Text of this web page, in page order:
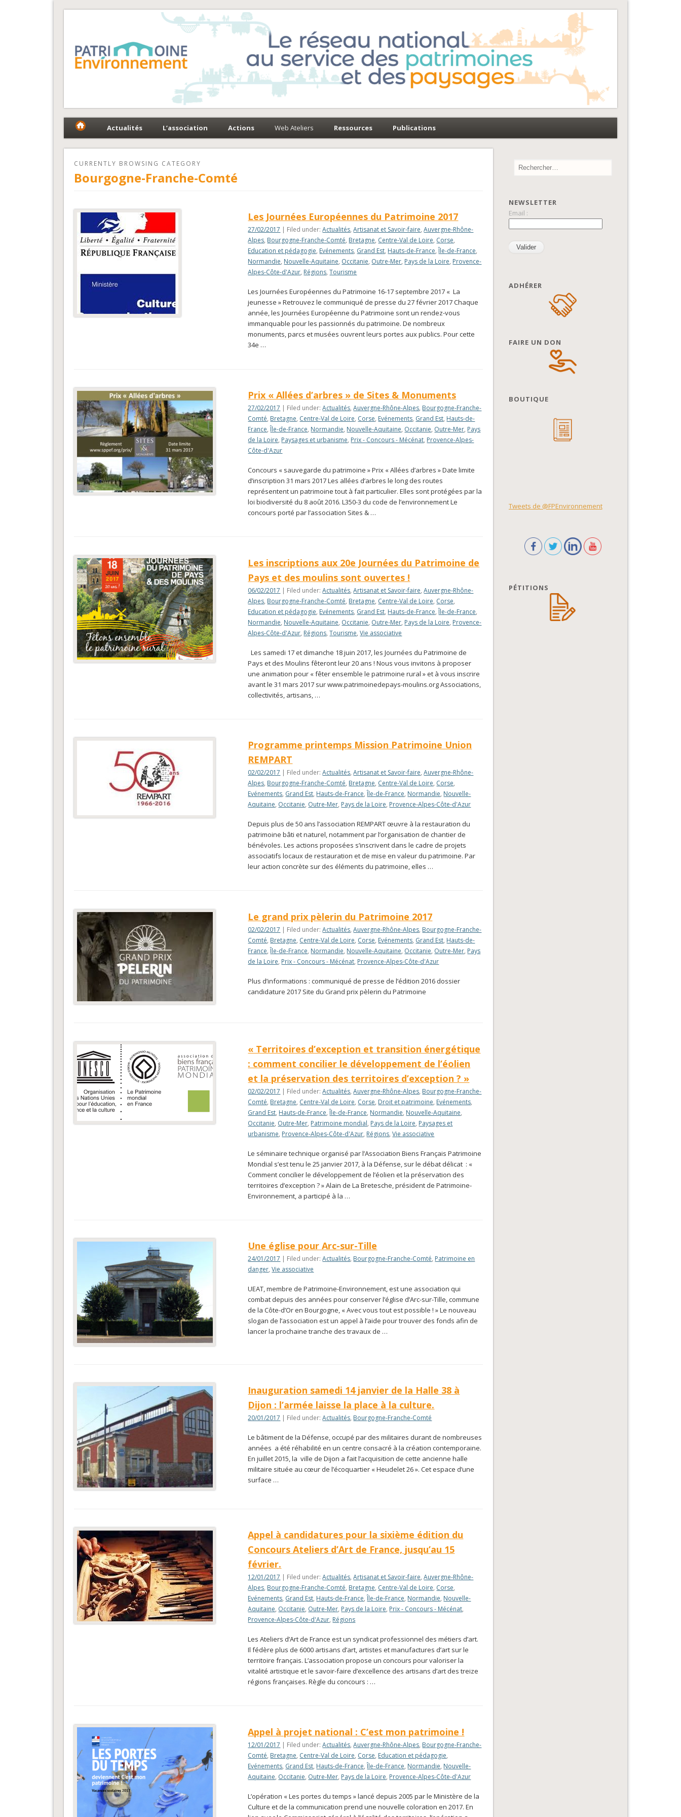
Fédération Patrimoine-Environnement
Actualités L’association Actions Web Ateliers Ressources Publications
CURRENTLY BROWSING CATEGORY
Bourgogne-Franche-Comté
Les Journées Européennes du Patrimoine 2017
27/02/2017 | Filed under:Actualités,Artisanat et Savoir-faire,Auvergne-Rhône-
Alpes, Bourgogne-Franche-Comté, Bretagne, Centre-Val de Loire, Corse,
Education et pédagogie, Evénements, Grand Est, Hauts-de-France,Île-de-France,
Normandie, Nouvelle-Aquitaine, Occitanie, Outre-Mer, Pays de la Loire, Provence-
Alpes-Côte-d'Azur, Régions,Tourisme
Les Journées Européennes du Patrimoine 16-17 septembre 2017 « La
jeunesse » Retrouvez le communiqué de presse du 27 février 2017 Chaque
année, les Journées Européenne du Patrimoine sont un rendez-vous
immanquable pour les passionnés du patrimoine. De nombreux
monuments, parcs et musées ouvrent leurs portes aux publics. Pour cette
34e …
Prix « Allées d’arbres » de Sites & Monuments
27/02/2017 | Filed under:Actualités,Auvergne-Rhône-Alpes, Bourgogne-Franche-
Comté, Bretagne, Centre-Val de Loire, Corse, Evénements, Grand Est, Hauts-de-
France,Île-de-France, Normandie, Nouvelle-Aquitaine, Occitanie, Outre-Mer, Pays
de la Loire, Paysages et urbanisme, Prix - Concours - Mécénat, Provence-Alpes-
Côte-d'Azur
Concours « sauvegarde du patrimoine » Prix « Allées d’arbres » Date limite
d’inscription 31 mars 2017 Les allées d’arbres le long des routes
représentent un patrimoine tout à fait particulier. Elles sont protégées par la
loi biodiversité du 8 août 2016. L350-3 du code de l’environnement Le
concours porté par l’association Sites & …
Les inscriptions aux 20e Journées du Patrimoine de
Pays et des moulins sont ouvertes !
06/02/2017 | Filed under:Actualités,Artisanat et Savoir-faire,Auvergne-Rhône-
Alpes, Bourgogne-Franche-Comté, Bretagne, Centre-Val de Loire, Corse,
Education et pédagogie, Evénements, Grand Est, Hauts-de-France,Île-de-France,
Normandie, Nouvelle-Aquitaine, Occitanie, Outre-Mer, Pays de la Loire, Provence-
Alpes-Côte-d'Azur, Régions,Tourisme,Vie associative
Les samedi 17 et dimanche 18 juin 2017, les Journées du Patrimoine de
Pays et des Moulins fêteront leur 20 ans ! Nous vous invitons à proposer
une animation pour « fêter ensemble le patrimoine rural » et à vous inscrire
avant le 31 mars 2017 sur www.patrimoinedepays-moulins.org Associations,
collectivités, artisans, …
Programme printemps Mission Patrimoine Union
REMPART
02/02/2017 | Filed under:Actualités,Artisanat et Savoir-faire,Auvergne-Rhône-
Alpes, Bourgogne-Franche-Comté, Bretagne, Centre-Val de Loire, Corse,
Evénements, Grand Est, Hauts-de-France,Île-de-France, Normandie, Nouvelle-
Aquitaine, Occitanie, Outre-Mer, Pays de la Loire, Provence-Alpes-Côte-d'Azur
Depuis plus de 50 ans l’association REMPART œuvre à la restauration du
patrimoine bâti et naturel, notamment par l’organisation de chantier de
bénévoles. Les actions proposées s’inscrivent dans le cadre de projets
associatifs locaux de restauration et de mise en valeur du patrimoine. Par
leur action concrète sur des éléments du patrimoine, elles …
Le grand prix pèlerin du Patrimoine 2017
02/02/2017 | Filed under:Actualités,Auvergne-Rhône-Alpes, Bourgogne-Franche-
Comté, Bretagne, Centre-Val de Loire, Corse, Evénements, Grand Est, Hauts-de-
France,Île-de-France, Normandie, Nouvelle-Aquitaine, Occitanie, Outre-Mer, Pays
de la Loire, Prix - Concours - Mécénat, Provence-Alpes-Côte-d'Azur
Plus d’informations : communiqué de presse de l’édition 2016 dossier
candidature 2017 Site du Grand prix pèlerin du Patrimoine
« Territoires d’exception et transition énergétique
: comment concilier le développement de l’éolien
et la préservation des territoires d’exception ? »
02/02/2017 | Filed under:Actualités,Auvergne-Rhône-Alpes, Bourgogne-Franche-
Comté, Bretagne, Centre-Val de Loire, Corse, Droit et patrimoine, Evénements,
Grand Est, Hauts-de-France,Île-de-France, Normandie, Nouvelle-Aquitaine,
Occitanie, Outre-Mer, Patrimoine mondial, Pays de la Loire, Paysages et
urbanisme, Provence-Alpes-Côte-d'Azur, Régions,Vie associative
Le séminaire technique organisé par l’Association Biens Français Patrimoine
Mondial s’est tenu le 25 janvier 2017, à la Défense, sur le débat délicat : «
Comment concilier le développement de l’éolien et la préservation des
territoires d’exception ? » Alain de La Bretesche, président de Patrimoine-
Environnement, a participé à la …
Une église pour Arc-sur-Tille
24/01/2017 | Filed under:Actualités, Bourgogne-Franche-Comté, Patrimoine en
danger,Vie associative
UEAT, membre de Patrimoine-Environnement, est une association qui
combat depuis des années pour conserver l’église d’Arc-sur-Tille, commune
de la Côte-d’Or en Bourgogne, « Avec vous tout est possible ! » Le nouveau
slogan de l’association est un appel à l’aide pour trouver des fonds afin de
lancer la prochaine tranche des travaux de …
Inauguration samedi 14 janvier de la Halle 38 à
Dijon : l’armée laisse la place à la culture.
20/01/2017 | Filed under:Actualités, Bourgogne-Franche-Comté
Le bâtiment de la Défense, occupé par des militaires durant de nombreuses
années a été réhabilité en un centre consacré à la création contemporaine.
En juillet 2015, la ville de Dijon a fait l’acquisition de cette ancienne halle
militaire située au cœur de l’écoquartier « Heudelet 26 ». Cet espace d’une
surface …
Appel à candidatures pour la sixième édition du
Concours Ateliers d’Art de France, jusqu’au 15
février.
12/01/2017 | Filed under:Actualités,Artisanat et Savoir-faire,Auvergne-Rhône-
Alpes, Bourgogne-Franche-Comté, Bretagne, Centre-Val de Loire, Corse,
Evénements, Grand Est, Hauts-de-France,Île-de-France, Normandie, Nouvelle-
Aquitaine, Occitanie, Outre-Mer, Pays de la Loire, Prix - Concours - Mécénat,
Provence-Alpes-Côte-d'Azur, Régions
Les Ateliers d’Art de France est un syndicat professionnel des métiers d’art.
Il fédère plus de 6000 artisans d’art, artistes et manufactures d’art sur le
territoire français. L’association propose un concours pour valoriser la
vitalité artistique et le savoir-faire d’excellence des artisans d’art des treize
régions françaises. Règle du concours : …
Appel à projet national : C’est mon patrimoine !
12/01/2017 | Filed under:Actualités,Auvergne-Rhône-Alpes, Bourgogne-Franche-
Comté, Bretagne, Centre-Val de Loire, Corse, Education et pédagogie,
Evénements, Grand Est, Hauts-de-France,Île-de-France, Normandie, Nouvelle-
Aquitaine, Occitanie, Outre-Mer, Pays de la Loire, Provence-Alpes-Côte-d'Azur
L’opération « Les portes du temps » lancé depuis 2005 par le Ministère de la
Culture et de la communication prend une nouvelle coloration en 2017. En
NEWSLETTER
Email :
ADHÉRER
FAIRE UN DON
BOUTIQUE
Tweets de @FPEnvironnement
PÉTITIONS